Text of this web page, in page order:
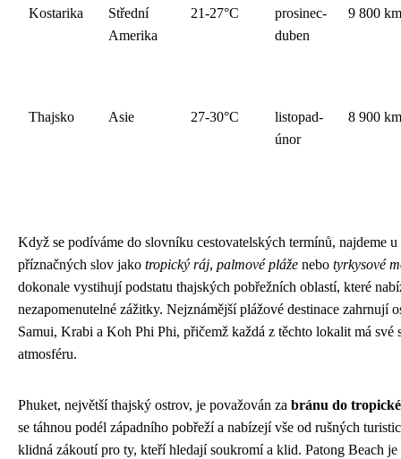
Kostarika
Střední
Amerika
21-27°C
prosinec-
duben
9 800 km
Thajsko Asie 27-30°C
listopad-
únor
8 900 km
Když se podíváme do slovníku cestovatelských termínů, najdeme
příznačných slov jako tropický ráj, palmové pláže nebo tyrkysové
dokonale vystihují podstatu thajských pobřežních oblastí, které
nezapomenutelné zážitky. Nejznámější plážové destinace zahrnují
Samui, Krabi a Koh Phi Phi, přičemž každá z těchto lokalit má své
atmosféru.
Phuket, největší thajský ostrov, je považován za bránu do
se táhnou podél západního pobřeží a nabízejí vše od rušných
klidná zákoutí pro ty, kteří hledají soukromí a klid. Patong Beach